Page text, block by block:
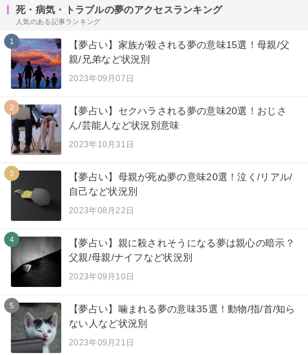
死・病気・トラブルの夢のアクセスランキング
人気のある記事ランキング
1
【夢占い】家族が殺される夢の意味15選！母親/父
親/兄弟など状況別
2023年09月07日
2
【夢占い】セクハラされる夢の意味20選！おじさ
ん/芸能人など状況別意味
2023年10月31日
3
【夢占い】母親が死ぬ夢の意味20選！泣く/リアル/
自己など状況別
2023年08月22日
4
【夢占い】親に殺されそうになる夢は親心の暗示？
父親/母親/ナイフなど状況別
2023年09月10日
5
【夢占い】噛まれる夢の意味35選！動物/指/首/知ら
ない人など状況別
2023年09月21日